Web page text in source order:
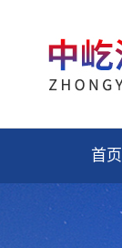
首页